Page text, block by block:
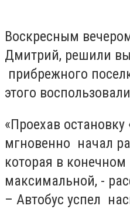
Воскресным
Дмитрий, решили
прибрежного
этого
«Проехав
мгновенно начал
которая в конечном
максимальной, -
– Автобус успел